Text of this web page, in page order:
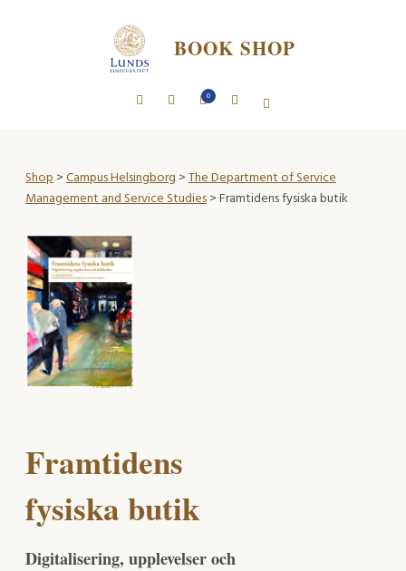
BOOK SHOP
0
Shop>Campus Helsingborg >The Department of Service
Management and Service Studies> Framtidens fysiska butik
Framtidens
fysiska butik
Digitalisering, upplevelser och